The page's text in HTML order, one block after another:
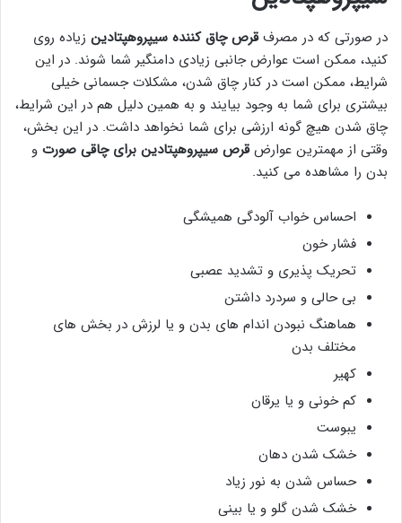
در صورتی که در مصرفقرص چاق کننده سیپروهپتادین زیاده روی
کنید، ممکن است عوارض جانبی زیادی دامنگیر شما شوند. در این
شرایط، ممکن است در کنار چاق شدن، مشکلات جسمانی خیلی
بیشتری برای شما به وجود بیایند و به همین دلیل هم در این شرایط،
چاق شدن هیچ گونه ارزشی برای شما نخواهد داشت. در این بخش،
وقتی از مهمترین عوارضقرص سیپروهپتادین برای چاقی صورت و
بدن را مشاهده می کنید.
احساس خواب آلودگی همیشگی
فشار خون
تحریک پذیری و تشدید عصبی
بی حالی و سردرد داشتن
هماهنگ نبودن اندام های بدن و یا لرزش در بخش های
مختلف بدن
کهیر
کم خونی و یا یرقان
یبوست
خشک شدن دهان
حساس شدن به نور زیاد
خشک شدن گلو و یا بینی